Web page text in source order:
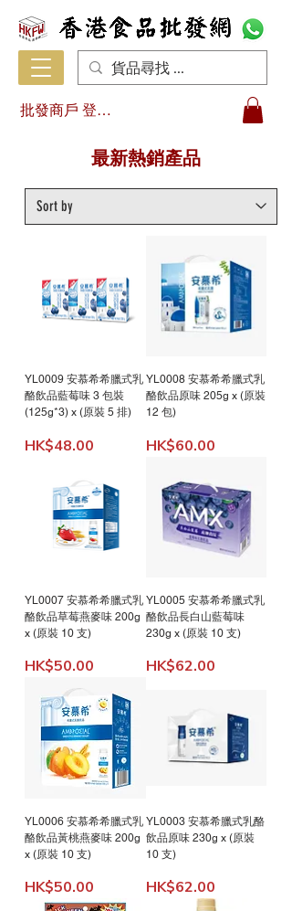
批發商戶 登入/註冊
最新熱銷產品
YL0009 安慕希希臘式乳
酪飲品藍莓味 3 包裝
(125g*3) x (原裝 5 排)
Price
HK$48.00
YL0008 安慕希希臘式乳
酪飲品原味 205g x (原裝
12 包)
Price
HK$60.00
YL0007 安慕希希臘式乳
酪飲品草莓燕麥味 200g
x (原裝 10 支)
Price
HK$50.00
YL0005 安慕希希臘式乳
酪飲品長白山藍莓味
230g x (原裝 10 支)
Price
HK$62.00
YL0006 安慕希希臘式乳
酪飲品黃桃燕麥味 200g
x (原裝 10 支)
Price
HK$50.00
YL0003 安慕希臘式乳酪
飲品原味 230g x (原裝
10 支)
Price
HK$62.00